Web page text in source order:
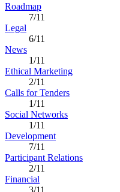
Roadmap
7/11
Legal
6/11
News
1/11
Ethical Marketing
2/11
Calls for Tenders
1/11
Social Networks
1/11
Development
7/11
Participant Relations
2/11
Financial
3/11